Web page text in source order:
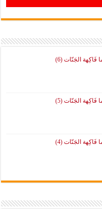
الجَنّات (6)
الجَنّات (5)
الجَنّات (4)